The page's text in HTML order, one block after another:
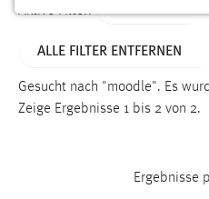
Aktive Filter:
ALLE FILTER ENTFERNEN
Gesucht nach "moodle". Es
Zeige Ergebnisse 1 bis 2 von 2.
Ergebnisse
Funktionen und sind für
Einverständnis
cookie_consent